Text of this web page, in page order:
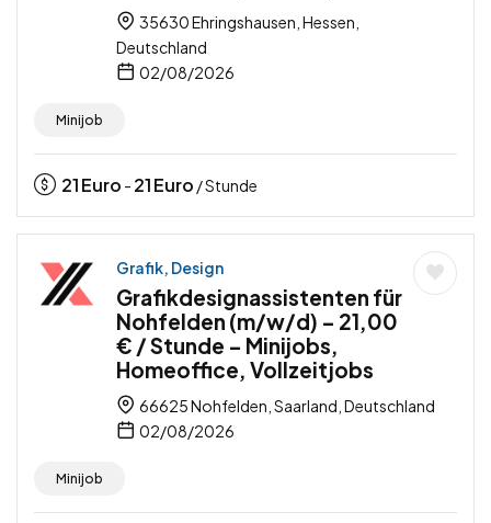
35630 Ehringshausen, Hessen,
Deutschland
02/08/2026
Minijob
21Euro - 21Euro / Stunde
Grafik, Design
Grafikdesignassistenten für
Nohfelden (m/w/d) – 21,00
€ / Stunde – Minijobs,
Homeoffice, Vollzeitjobs
66625 Nohfelden, Saarland, Deutschland
02/08/2026
Minijob